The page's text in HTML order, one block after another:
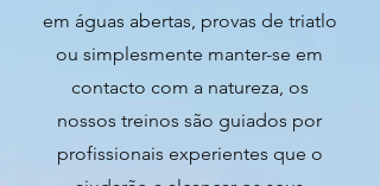
em águas abertas, provas de triatlo
ou simplesmente manter-se em
contacto com a natureza, os
nossos treinos são guiados por
profissionais experientes que o